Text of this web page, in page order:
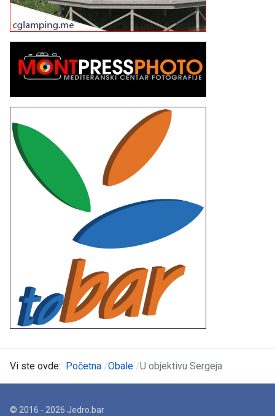
Vi ste ovde: Početna Obale U objektivu Sergeja
© 2016 - 2026 Jedro.bar